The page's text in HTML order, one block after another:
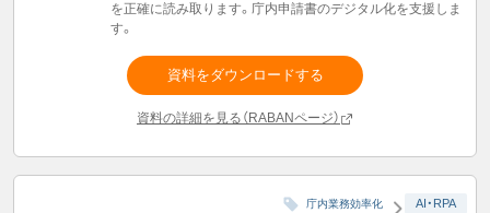
を正確に読み取ります。庁内申請書のデジタル化を支援しま
す。
資料をダウンロードする
資料の詳細を見る（RABANページ）
庁内業務効率化 AI・RPA